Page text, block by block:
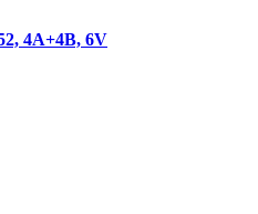
4A+4B, 6V